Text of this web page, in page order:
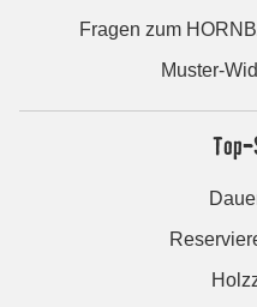
Fragen zum
Muster-